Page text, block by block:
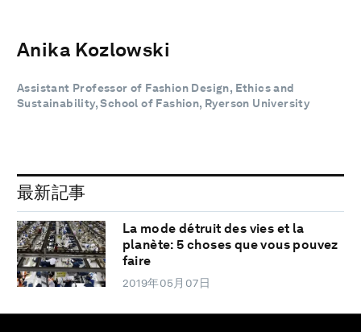
Anika Kozlowski
Assistant Professor of Fashion Design, Ethics and
Sustainability, School of Fashion, Ryerson University
最新記事
La mode détruit des vies et la
planète: 5 choses que vous pouvez
faire
2019年05月07日